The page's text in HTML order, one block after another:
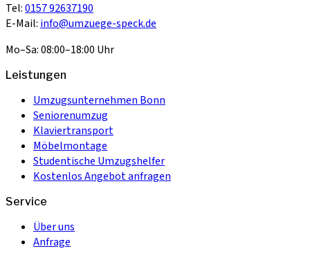
Tel:0157 92637190
E-Mail: info@umzuege-speck.de
Mo–Sa: 08:00–18:00 Uhr
Leistungen
Umzugsunternehmen Bonn
Seniorenumzug
Klaviertransport
Möbelmontage
Studentische Umzugshelfer
Kostenlos Angebot anfragen
Service
Über uns
Anfrage